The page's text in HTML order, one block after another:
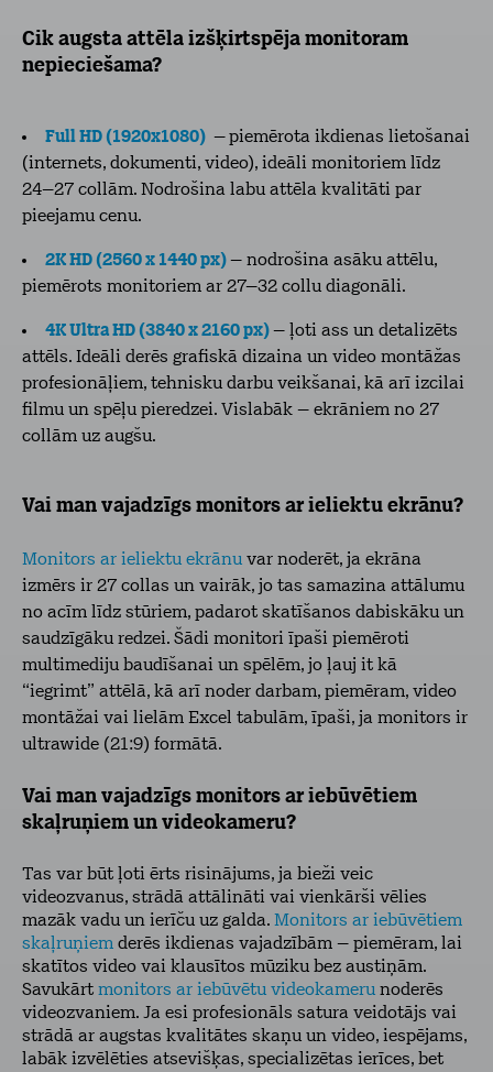
Cik augsta attēla izšķirtspēja monitoram
nepieciešama?
Full HD (1920x1080) –piemērota ikdienas lietošanai
(internets, dokumenti, video), ideāli monitoriem līdz
24–27 collām. Nodrošina labu attēla kvalitāti par
pieejamu cenu.
2K HD (2560 x 1440 px)– nodrošina asāku attēlu,
piemērots monitoriem ar 27–32 collu diagonāli.
4K Ultra HD (3840 x 2160 px)– ļoti ass un detalizēts
attēls. Ideāli derēs grafiskā dizaina un video montāžas
profesionāļiem, tehnisku darbu veikšanai, kā arī izcilai
filmu un spēļu pieredzei. Vislabāk – ekrāniem no 27
collām uz augšu.
Vai man vajadzīgs monitors ar ieliektu ekrānu?
Monitors ar ieliektu ekrānu var noderēt, ja ekrāna
izmērs ir 27 collas un vairāk, jo tas samazina attālumu
no acīm līdz stūriem, padarot skatīšanos dabiskāku un
saudzīgāku redzei. Šādi monitori īpaši piemēroti
multimediju baudīšanai un spēlēm, jo ļauj it kā
“iegrimt” attēlā, kā arī noder darbam, piemēram, video
montāžai vai lielām Excel tabulām, īpaši, ja monitors ir
ultrawide (21:9) formātā.
Vai man vajadzīgs monitors ar iebūvētiem
skaļruņiem un videokameru?
Tas var būt ļoti ērts risinājums, ja bieži veic
videozvanus, strādā attālināti vai vienkārši vēlies
mazāk vadu un ierīču uz galda. Monitors ar iebūvētiem
skaļruņiem derēs ikdienas vajadzībām – piemēram, lai
skatītos video vai klausītos mūziku bez austiņām.
Savukārt monitors ar iebūvētu videokameru noderēs
videozvaniem. Ja esi profesionāls satura veidotājs vai
strādā ar augstas kvalitātes skaņu un video, iespējams,
labāk izvēlēties atsevišķas, specializētas ierīces, bet